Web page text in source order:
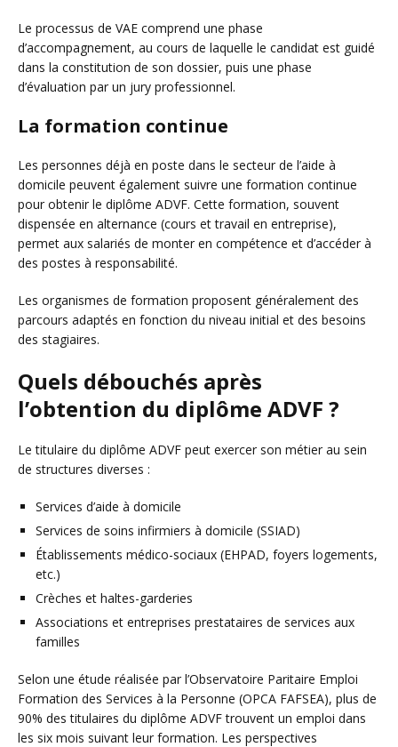
Le processus de VAE comprend une phase
d’accompagnement, au cours de laquelle le candidat est guidé
dans la constitution de son dossier, puis une phase
d’évaluation par un jury professionnel.
La formation continue
Les personnes déjà en poste dans le secteur de l’aide à
domicile peuvent également suivre une formation continue
pour obtenir le diplôme ADVF. Cette formation, souvent
dispensée en alternance (cours et travail en entreprise),
permet aux salariés de monter en compétence et d’accéder à
des postes à responsabilité.
Les organismes de formation proposent généralement des
parcours adaptés en fonction du niveau initial et des besoins
des stagiaires.
Quels débouchés après
l’obtention du diplôme ADVF ?
Le titulaire du diplôme ADVF peut exercer son métier au sein
de structures diverses :
Services d’aide à domicile
Services de soins infirmiers à domicile (SSIAD)
Établissements médico-sociaux (EHPAD, foyers logements,
etc.)
Crèches et haltes-garderies
Associations et entreprises prestataires de services aux
familles
Selon une étude réalisée par l’Observatoire Paritaire Emploi
Formation des Services à la Personne (OPCA FAFSEA), plus de
90% des titulaires du diplôme ADVF trouvent un emploi dans
les six mois suivant leur formation. Les perspectives